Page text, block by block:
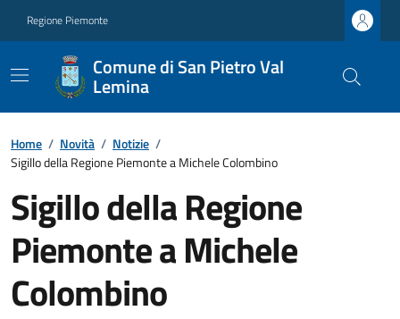
Regione Piemonte
Comune di San Pietro Val
Lemina
Home / Novità / Notizie /
Sigillo della Regione Piemonte a Michele Colombino
Sigillo della Regione
Piemonte a Michele
Colombino